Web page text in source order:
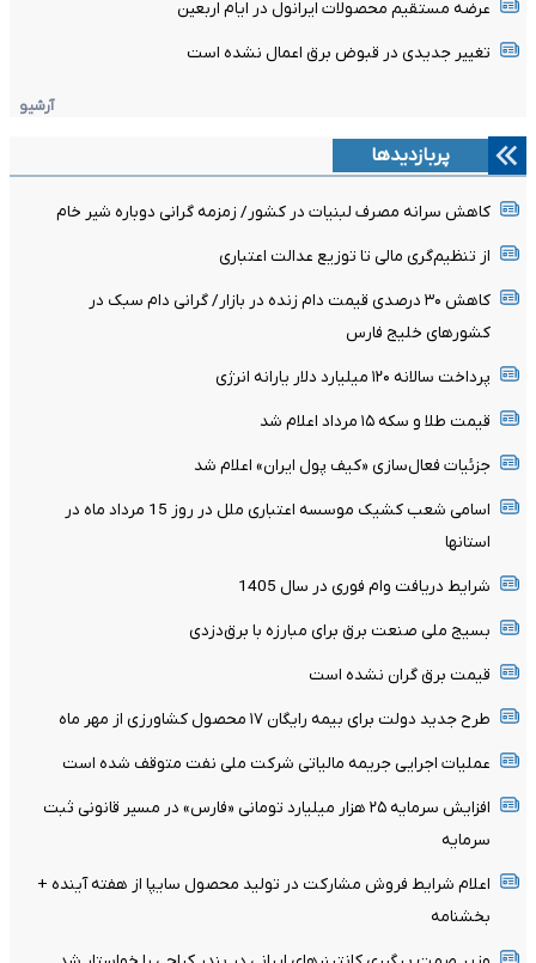
عرضه مستقیم محصولات ایرانول در ایام اربعین
تغییر جدیدی در قبوض برق اعمال نشده است
آرشیو
پربازدیدها
کاهش سرانه مصرف لبنیات در کشور/ زمزمه گرانی دوباره شیر خام
از تنظیم‌گری مالی تا توزیع عدالت اعتباری
کاهش ۳۰ درصدی قیمت دام زنده در بازار/ گرانی دام سبک در
کشور‌های خلیج فارس
پرداخت سالانه ۱۲۰ میلیارد دلار یارانه انرژی
قیمت طلا و سکه ۱۵ مرداد اعلام شد
جزئیات فعال‌سازی «کیف پول ایران» اعلام شد
اسامی شعب کشیک موسسه اعتباری ملل در روز 15 مرداد ماه در
استانها
شرایط دریافت وام فوری در سال 1405
بسیج ملی صنعت برق برای مبارزه با برق‌دزدی
قیمت برق گران نشده است
طرح جدید دولت برای بیمه رایگان ۱۷ محصول کشاورزی از مهر ماه
عملیات اجرایی جریمه مالیاتی شرکت ملی نفت متوقف شده است
افزایش سرمایه ۲۵ هزار میلیارد تومانی «فارس» در مسیر قانونی ثبت
سرمایه
اعلام شرایط فروش مشارکت در تولید محصول سایپا از هفته آینده +
بخشنامه